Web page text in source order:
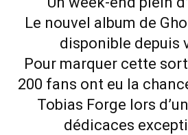
Le nouvel album de
disponible depuis
Pour marquer cette
200 fans ont eu la
Tobias Forge lors
dédicaces